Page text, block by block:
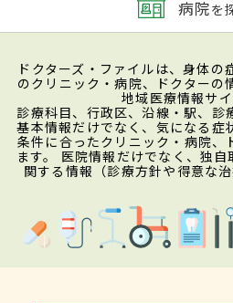
病院を
ドクターズ・ファイルは、身体の
のクリニック・病院、ドクターの
地域医療情報サイ
診療科目、行政区、沿線・駅、診
基本情報だけでなく、気になる症
条件に合ったクリニック・病院、
ます。 医院情報だけでなく、独
関する情報（診療方針や得意な